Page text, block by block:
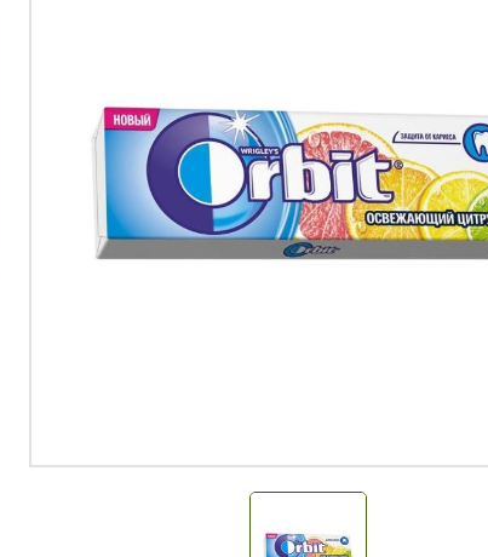
Александр П. Ольга Кузяева
привезли раньше